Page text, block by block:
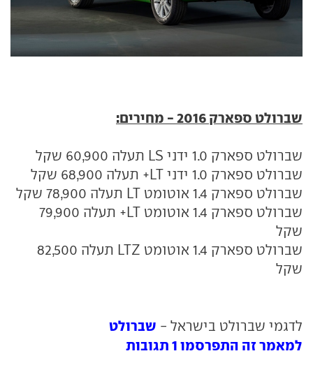
שברולט ספארק 2016 - מחירים:
שברולט ספארק 1.0 ידני LS תעלה 60,900 שקל
שברולט ספארק 1.0 ידני LT+ תעלה 68,900 שקל
שברולט ספארק 1.4 אוטומט LT תעלה 78,900 שקל
שברולט ספארק 1.4 אוטומט LT+ תעלה 79,900
שקל
שברולט ספארק 1.4 אוטומט LTZ תעלה 82,500
שקל
לדגמי שברולט בישראל - שברולט
למאמר זה התפרסמו 1 תגובות